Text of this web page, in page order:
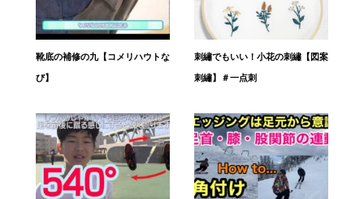
靴底の補修の九【コメリハウトな
び】
刺繡でもいい！小花の刺繡【図案
刺繡】＃一点刺